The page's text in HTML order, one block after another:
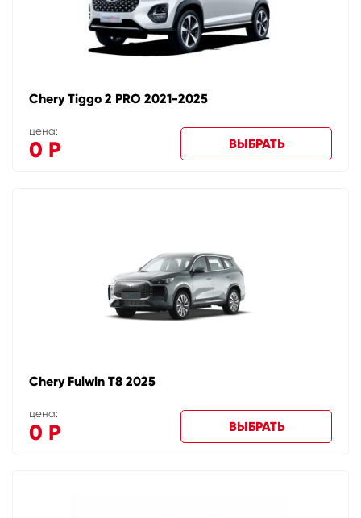
Chery Tiggo 2 PRO 2021-2025
цена:
0 Р ВЫБРАТЬ
Chery Fulwin T8 2025
цена:
0 Р ВЫБРАТЬ